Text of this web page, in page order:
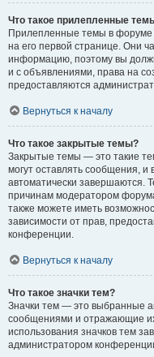
Что такое прилепленные
Прилепленные темы в форуме
на его первой странице. Они
информацию, поэтому вы
и с объявлениями, права на
предоставляются
Вернуться к началу
Что такое закрытые темы?
Закрытые темы — это такие
могут оставлять сообщения,
автоматически завершаются.
причинам модератором
также можете иметь
зависимости от прав,
конференции.
Вернуться к началу
Что такое значки тем?
Значки тем — это выбранные
сообщениями и отражающие
использования значков тем
администратором